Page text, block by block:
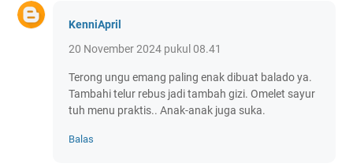
KenniApril
20 November 2024 pukul 08.41
Terong ungu emang paling enak dibuat balado ya.
Tambahi telur rebus jadi tambah gizi. Omelet sayur
tuh menu praktis.. Anak-anak juga suka.
Balas